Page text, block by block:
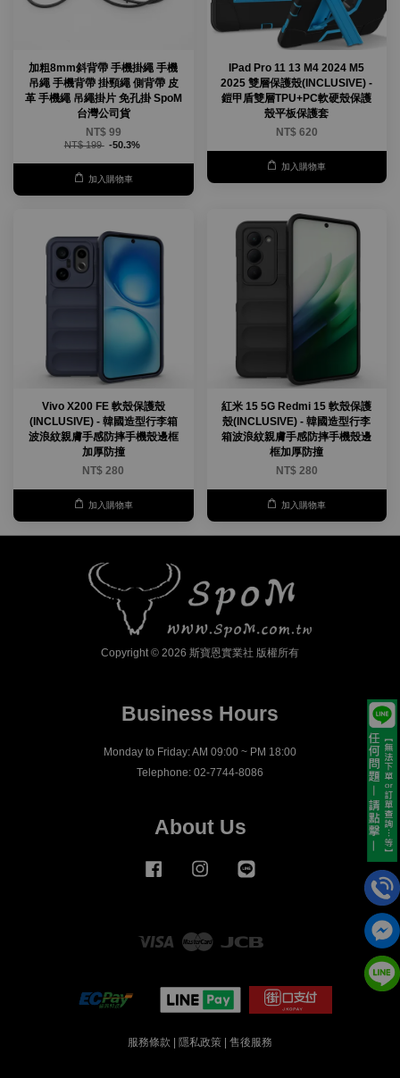
加粗8mm斜背帶 手機掛繩 手機
吊繩 手機背帶 掛頸繩 側背帶 皮
革 手機繩 吊繩掛片 免孔掛 SpoM
台灣公司貨
NT$ 99
NT$ 199 -50.3%
加入購物車
IPad Pro 11 13 M4 2024 M5
2025 雙層保護殼(INCLUSIVE) -
鎧甲盾雙層TPU+PC軟硬殼保護
殼平板保護套
NT$ 620
加入購物車
Vivo X200 FE 軟殼保護殼
(INCLUSIVE) - 韓國造型行李箱
波浪紋親膚手感防摔手機殼邊框
加厚防撞
NT$ 280
加入購物車
紅米 15 5G Redmi 15 軟殼保護
殼(INCLUSIVE) - 韓國造型行李
箱波浪紋親膚手感防摔手機殼邊
框加厚防撞
NT$ 280
加入購物車
Copyright © 2026 斯寶恩實業社 版權所有
Business Hours
Monday to Friday: AM 09:00 ~ PM 18:00
Telephone: 02-7744-8086
About Us
Facebook Instagram
Visa Master
服務條款 隱私政策 售後服務